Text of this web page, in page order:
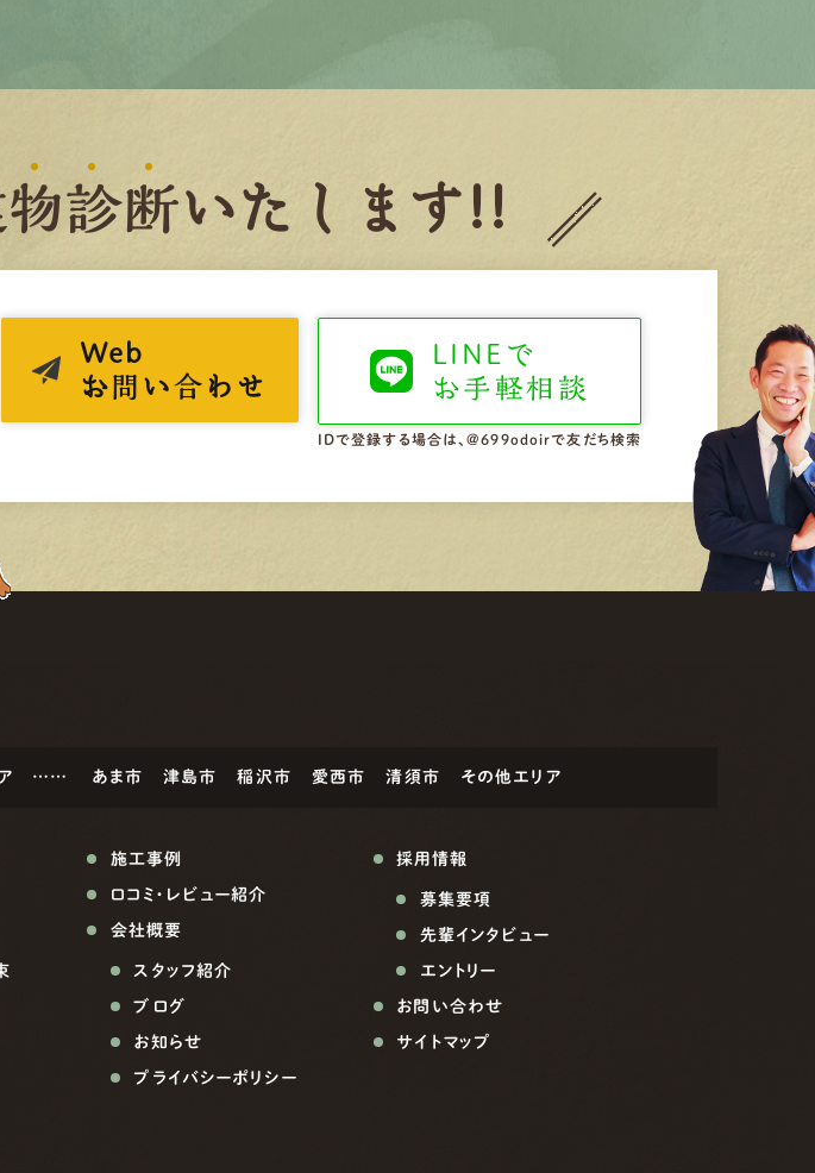
物診断いたします!!
Web
お問い合わせ
LINEで
お手軽相談
IDで登録する場合は、@699odoirで友だち検索
ア …… あま市 津島市 稲沢市 愛西市 清須市 その他エリア
施工事例
口コミ・レビュー紹介
会社概要
スタッフ紹介
ブログ
お知らせ
プライバシーポリシー
採用情報
募集要項
先輩インタビュー
エントリー
お問い合わせ
サイトマップ